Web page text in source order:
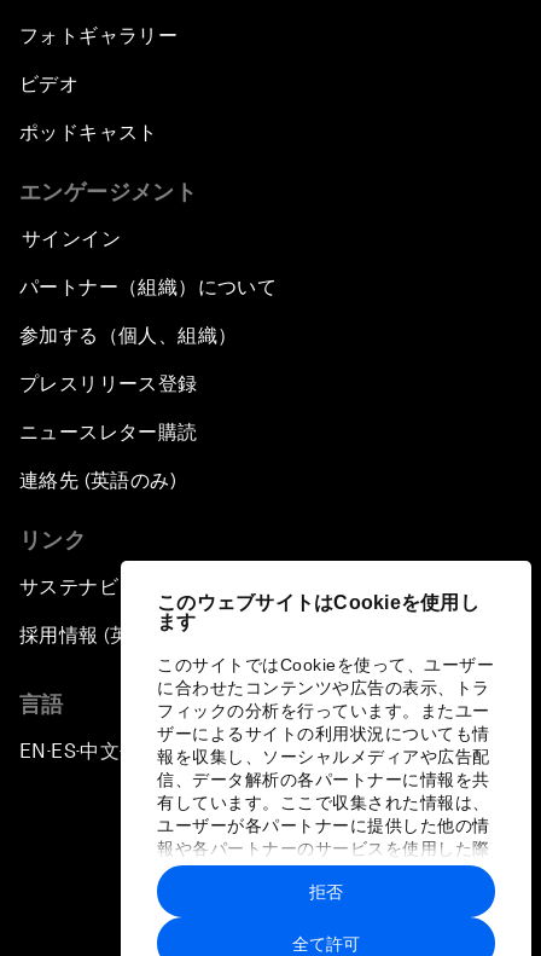
このウェブサイトはCookieを使用し
ます
このサイトではCookieを使って、ユーザー
に合わせたコンテンツや広告の表示、トラ
フィックの分析を行っています。またユー
ザーによるサイトの利用状況についても情
報を収集し、ソーシャルメディアや広告配
信、データ解析の各パートナーに情報を共
有しています。ここで収集された情報は、
ユーザーが各パートナーに提供した他の情
報や各パートナーのサービスを使用した際
に収集された情報と組み合わされ、各パー
トナーによって使用されることがありま
す。
全て許可
拒否
フォトギャラリー
ビデオ
ポッドキャスト
エンゲージメント
サインイン
パートナー（組織）について
参加する（個人、組織）
プレスリリース登録
ニュースレター購読
連絡先 (英語のみ)
リンク
サステナビリティへの取り組み
採用情報 (英語のみ)
言語
EN ▪ES▪中文▪ 日本語
プライバシーポリシーと利用規約